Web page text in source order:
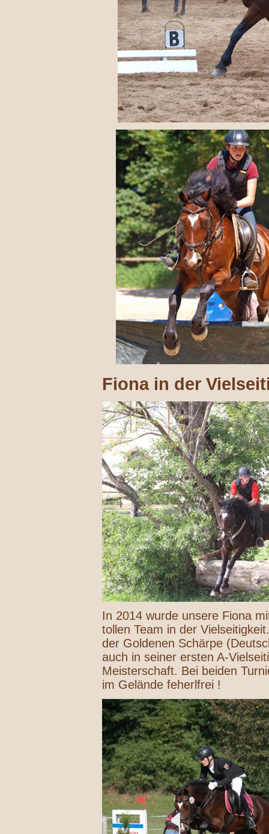
Fiona in der
In 2014 wurde unsere Fiona
tollen Team in der
der Goldenen Schärpe
auch in seiner ersten A-
Meisterschaft. Bei beiden
im Gelände feherlfrei !